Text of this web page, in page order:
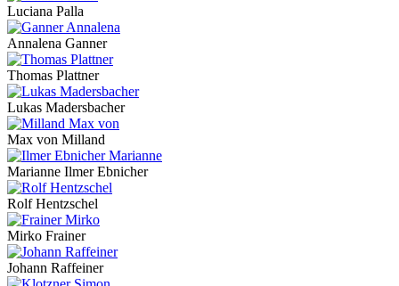
Luciana Palla
Annalena Ganner
Thomas Plattner
Lukas Madersbacher
Max von Milland
Marianne Ilmer Ebnicher
Rolf Hentzschel
Mirko Frainer
Johann Raffeiner